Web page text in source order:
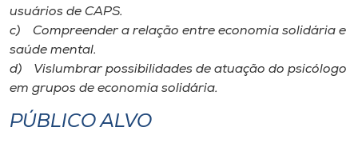
Unoesc
Store
usuários de CAPS.
c) Compreender a relação entre economia solidária e
saúde mental.
d) Vislumbrar possibilidades de atuação do psicólogo
em grupos de economia solidária.
PÚBLICO ALVO